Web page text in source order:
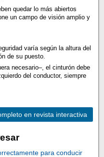
quedar lo más abiertos
un campo de visión amplio y
varía según la altura del
de su puesto.
necesario–, el cinturón debe
del conductor, siempre
en revista interactiva
para conducir